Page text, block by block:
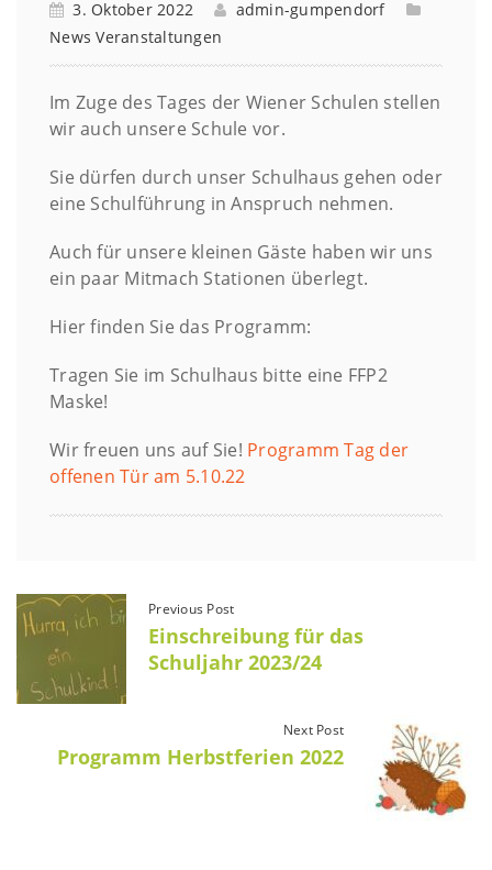
3. Oktober 2022
admin-gumpendorf
News Veranstaltungen
Im Zuge des Tages der Wiener Schulen stellen
wir auch unsere Schule vor.
Sie dürfen durch unser Schulhaus gehen oder
eine Schulführung in Anspruch nehmen.
Auch für unsere kleinen Gäste haben wir uns
ein paar Mitmach Stationen überlegt.
Hier finden Sie das Programm:
Tragen Sie im Schulhaus bitte eine FFP2
Maske!
Wir freuen uns auf Sie! Programm Tag der
offenen Tür am 5.10.22
Previous Post
Einschreibung für das
Schuljahr 2023/24
Next Post
Programm Herbstferien 2022